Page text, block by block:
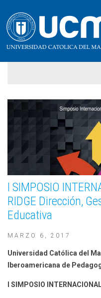
I SIMPOSIO
RIDGE Dirección,
Educativa
MARZO 6, 2017
Universidad Católica del
Iberoamericana de
I SIMPOSIO